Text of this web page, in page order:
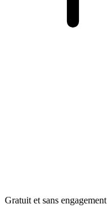
Gratuit et sans engagement